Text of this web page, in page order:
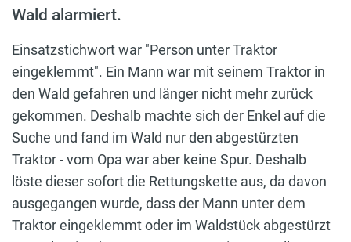
Wald alarmiert.
Einsatzstichwort war "Person unter Traktor
eingeklemmt". Ein Mann war mit seinem Traktor in
den Wald gefahren und länger nicht mehr zurück
gekommen. Deshalb machte sich der Enkel auf die
Suche und fand im Wald nur den abgestürzten
Traktor - vom Opa war aber keine Spur. Deshalb
löste dieser sofort die Rettungskette aus, da davon
ausgegangen wurde, dass der Mann unter dem
Traktor eingeklemmt oder im Waldstück abgestürzt